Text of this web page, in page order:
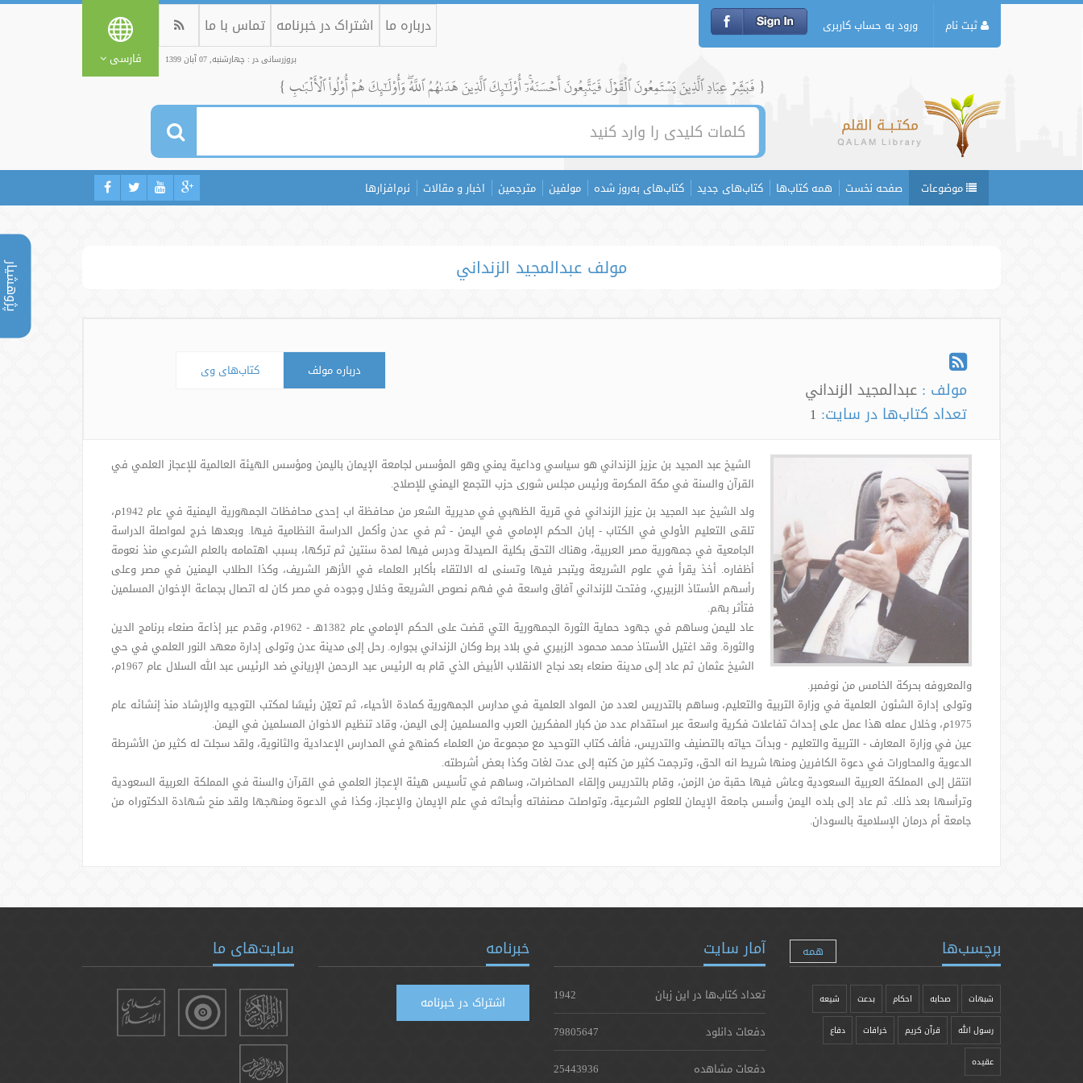
پژوهشیار
ثبت نام ورود به حساب کاربری درباره ما اشتراک در خبرنامه تماس با ما
بروزرسانی در : چهارشنبه, 07 آبان 1399 فارسی
{ فَبَشِّرۡ عِبَادِ ٱلَّذِينَ يَسۡتَمِعُونَ ٱلۡقَوۡلَ فَيَتَّبِعُونَ أَحۡسَنَهُۥٓۚ أُوْلَٰٓئِكَ ٱلَّذِينَ هَدَىٰهُمُ ٱللَّهُۖ وَأُوْلَٰٓئِكَ هُمۡ أُوْلُواْ ٱلۡأَلۡبَٰبِ }
موضوعات صفحه نخست همه کتاب‌ها کتاب‌های جدید کتاب‌های به‌روز شده مولفین مترجمین اخبار و مقالات نرم‌افزارها
مولف عبدالمجيد الزنداني
مولف : عبدالمجيد الزنداني
تعداد کتاب‌ها در سایت: 1
درباره مولف کتاب‌های وی
الشيخ عبد المجيد بن عزيز الزنداني هو سياسي وداعية يمني وهو المؤسس لجامعة الإيمان باليمن ومؤسس الهيئة العالمية للإعجاز العلمي في
القرآن والسنة في مكة المكرمة ورئيس مجلس شورى حزب التجمع اليمني للإصلاح.
ولد الشيخ عبد المجيد بن عزيز الزنداني في قرية الظهبي في مديرية الشعر من محافظة اب إحدى محافظات الجمهورية اليمنية في عام 1942م،
تلقى التعليم الأولي في الكتاب - إبان الحكم الإمامي في اليمن - ثم في عدن وأكمل الدراسة النظامية فيها. وبعدها خرج لمواصلة الدراسة
الجامعية في جمهورية مصر العربية، وهناك التحق بكلية الصيدلة ودرس فيها لمدة سنتين ثم تركها، بسبب اهتمامه بالعلم الشرعي منذ نعومة
أظفاره. أخذ يقرأ في علوم الشريعة ويتبحر فيها وتسنى له الالتقاء بأكابر العلماء في الأزهر الشريف، وكذا الطلاب اليمنين في مصر وعلى
رأسهم الأستاذ الزبيري، وفتحت للزنداني آفاق واسعة في فهم نصوص الشريعة وخلال وجوده في مصر كان له اتصال بجماعة الإخوان المسلمين
فتأثر بهم.
عاد لليمن وساهم في جهود حماية الثورة الجمهورية التي قضت على الحكم الإمامي عام 1382هـ - 1962م، وقدم عبر إذاعة صنعاء برنامج الدين
والثورة. وقد اغتيل الأستاذ محمد محمود الزبيري في بلاد برط وكان الزنداني بجواره. رحل إلى مدينة عدن وتولى إدارة معهد النور العلمي في حي
الشيخ عثمان ثم عاد إلى مدينة صنعاء بعد نجاح الانقلاب الأبيض الذي قام به الرئيس عبد الرحمن الإرياني ضد الرئيس عبد الله السلال عام 1967م،
والمعروفه بحركة الخامس من نوفمبر.
وتولى إدارة الشئون العلمية في وزارة التربية والتعليم، وساهم بالتدريس لعدد من المواد العلمية في مدارس الجمهورية كمادة الأحياء، ثم تعيّن رئيسًا لمكتب التوجيه والإرشاد منذ إنشائه عام
1975م، وخلال عمله هذا عمل على إحداث تفاعلات فكرية واسعة عبر استقدام عدد من كبار المفكرين العرب والمسلمين إلى اليمن، وقاد تنظيم الاخوان المسلمين في اليمن.
عين في وزارة المعارف - التربية والتعليم - وبدأت حياته بالتصنيف والتدريس، فألف كتاب التوحيد مع مجموعة من العلماء كمنهج في المدارس الإعدادية والثانوية، ولقد سجلت له كثير من الأشرطة
الدعوية والمحاورات في دعوة الكافرين ومنها شريط انه الحق، وترجمت كثير من كتبه إلى عدت لغات وكذا بعض أشرطته.
انتقل إلى المملكة العربية السعودية وعاش فيها حقبة من الزمن، وقام بالتدريس وإلقاء المحاضرات، وساهم في تأسيس هيئة الإعجاز العلمي في القرآن والسنة في المملكة العربية السعودية
وترأسها بعد ذلك. ثم عاد إلى بلده اليمن وأسس جامعة الإيمان للعلوم الشرعية، وتواصلت مصنفاته وأبحاثه في علم الإيمان والإعجاز، وكذا في الدعوة ومنهجها ولقد منح شهادة الدكتوراه من
جامعة أم درمان الإسلامية بالسودان.
برچسب‌ها همه
شبهات صحابه احکام بدعت شیعه
رسول الله قرآن کریم خرافات دفاع
عقیده
آمار سایت
تعداد کتاب‌ها در این زبان
1942
دفعات دانلود
79805647
دفعات مشاهده
25443936
خبرنامه
اشتراک در خبرنامه
سایت‌های ما